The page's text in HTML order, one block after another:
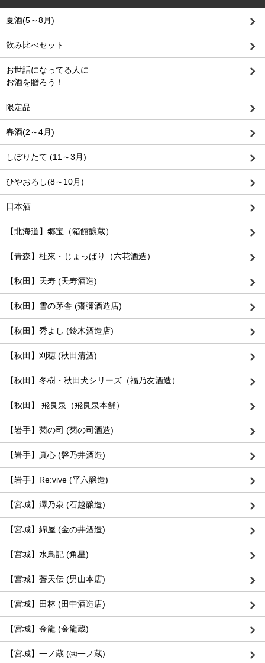
夏酒(5～8月)
飲み比べセット
お世話になってる人に
お酒を贈ろう！
限定品
春酒(2～4月)
しぼりたて (11～3月)
ひやおろし(8～10月)
日本酒
【北海道】郷宝（箱館醸蔵）
【青森】杜來・じょっぱり（六花酒造）
【秋田】天寿 (天寿酒造)
【秋田】雪の茅舎 (齋彌酒造店)
【秋田】秀よし (鈴木酒造店)
【秋田】刈穂 (秋田清酒)
【秋田】冬樹・秋田犬シリーズ（福乃友酒造）
【秋田】 飛良泉（飛良泉本舗）
【岩手】菊の司 (菊の司酒造)
【岩手】真心 (磐乃井酒造)
【岩手】Re:vive (平六醸造)
【宮城】澤乃泉 (石越醸造)
【宮城】綿屋 (金の井酒造)
【宮城】水鳥記 (角星)
【宮城】蒼天伝 (男山本店)
【宮城】田林 (田中酒造店)
【宮城】金龍 (金龍蔵)
【宮城】一ノ蔵 (㈱一ノ蔵)